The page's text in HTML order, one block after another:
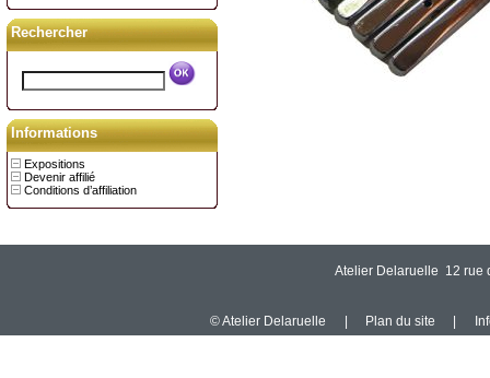
Rechercher
Informations
Expositions
Devenir affilié
Conditions d’affiliation
Atelier Delaruelle 12 rue
© Atelier Delaruelle Plan du site